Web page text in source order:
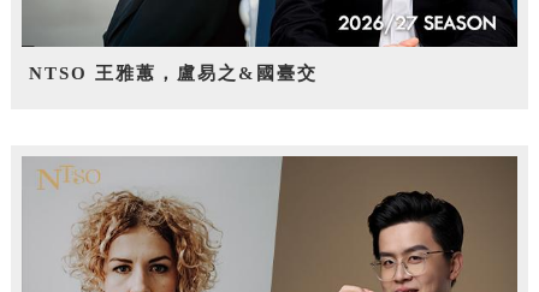
NTSO 王雅蕙，盧易之&國臺交